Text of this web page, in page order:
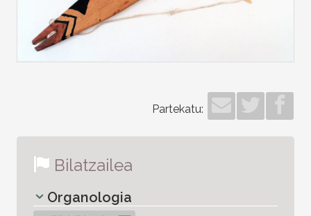
Partekatu:
Bilatzailea
Organologia